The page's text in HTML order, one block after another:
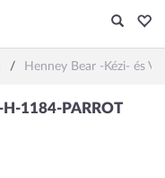
Henney Bear -Kézi- és